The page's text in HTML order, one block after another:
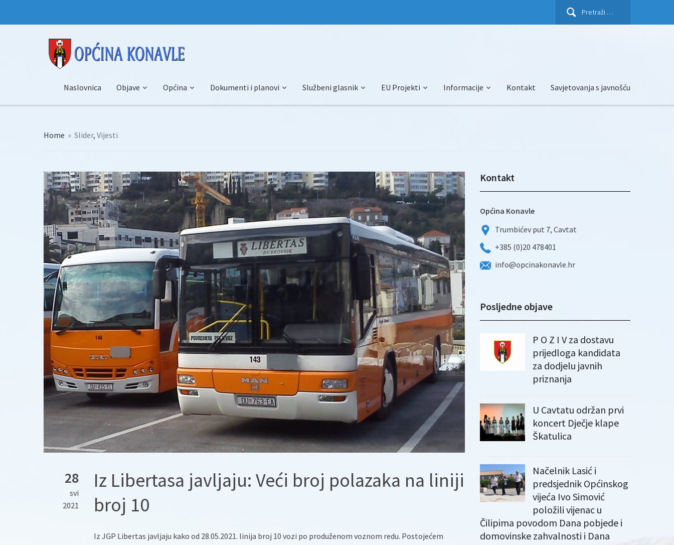
Pretraži:
Naslovnica Objave Općina Dokumenti i planovi Službeni glasnik EU Projekti Informacije Kontakt Savjetovanja s javnošću
Home » Slider, Vijesti
28
svi
2021
Iz Libertasa javljaju: Veći broj polazaka na liniji
broj 10
Iz JGP Libertas javljaju kako od 28.05.2021. linija broj 10 vozi po produženom voznom redu. Postojećem
Kontakt
Općina Konavle
Trumbićev put 7, Cavtat
+385 (0)20 478401
info@opcinakonavle.hr
Posljedne objave
P O Z I V za dostavu
prijedloga kandidata
za dodjelu javnih
priznanja
U Cavtatu održan prvi
koncert Dječje klape
Škatulica
Načelnik Lasić i
predsjednik Općinskog
vijeća Ivo Simović
položili vijenac u
Čilipima povodom Dana pobjede i
domovinske zahvalnosti i Dana